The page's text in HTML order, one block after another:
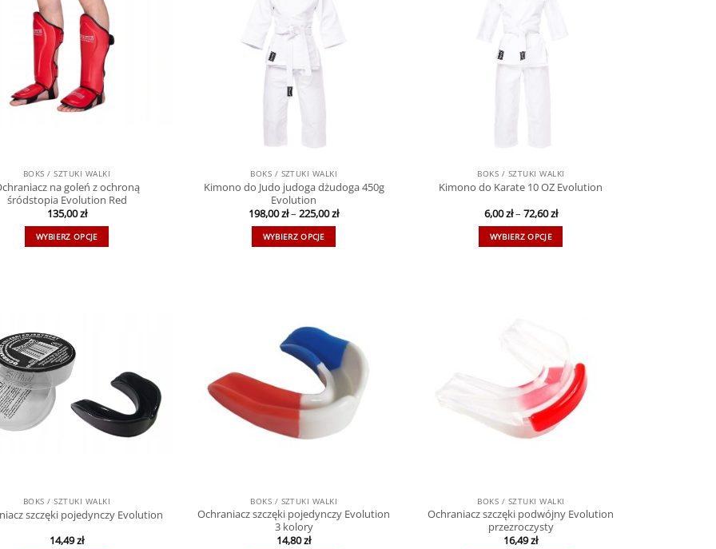
BOKS / SZTUKI WALKI
na goleń z ochroną
śródstopia Evolution Red
135,00zł
WYBIERZ OPCJE
BOKS / SZTUKI WALKI
Kimono do Judo judoga dżudoga 450g
Evolution
198,00zł–225,00zł
WYBIERZ OPCJE
BOKS / SZTUKI WALKI
Kimono do Karate 10 OZ Evolution
6,00zł– 72,60zł
WYBIERZ OPCJE
BOKS / SZTUKI WALKI
szczęki pojedynczy Evolution
14,49zł
BOKS / SZTUKI WALKI
Ochraniacz szczęki pojedynczy Evolution
3 kolory
14,80zł
BOKS / SZTUKI WALKI
Ochraniacz szczęki podwójny Evolution
przezroczysty
16,49zł